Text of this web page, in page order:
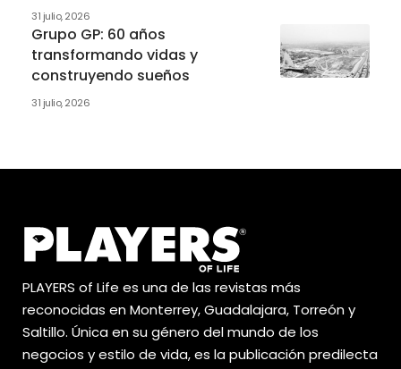
31 julio, 2026
Grupo GP: 60 años
transformando vidas y
construyendo sueños
31 julio, 2026
PLAYERS of Life es una de las revistas más
reconocidas en Monterrey, Guadalajara, Torreón y
Saltillo. Única en su género del mundo de los
negocios y estilo de vida, es la publicación predilecta